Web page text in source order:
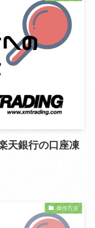
天銀行の口座凍
操作方法